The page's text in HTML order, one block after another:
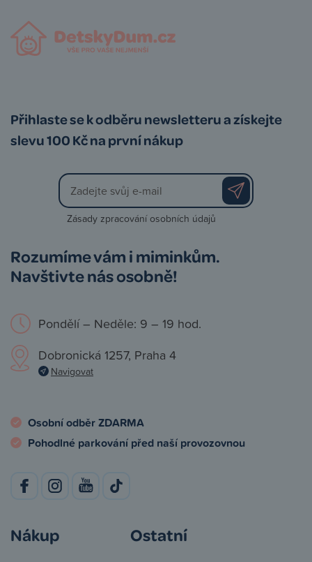
Přihlaste se k odběru newsletteru a získejte
slevu 100 Kč na první nákup
Zásady zpracování osobních údajů
Rozumíme vám i miminkům.
Navštivte nás osobně!
Pondělí – Neděle: 9 – 19 hod.
Dobronická 1257, Praha 4
Navigovat
Osobní odběr ZDARMA
Pohodlné parkování před naší provozovnou
Nákup Ostatní